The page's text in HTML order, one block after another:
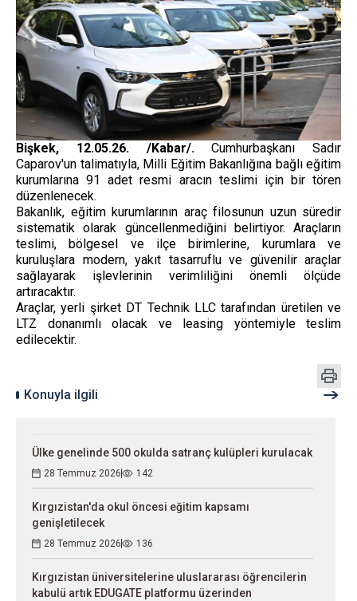
Bişkek, 12.05.26. /Kabar/.Cumhurbaşkanı Sadır
Caparov'un talimatıyla, Milli Eğitim Bakanlığına bağlı eğitim
kurumlarına 91 adet resmi aracın teslimi için bir tören
düzenlenecek.
Bakanlık, eğitim kurumlarının araç filosunun uzun süredir
sistematik olarak güncellenmediğini belirtiyor. Araçların
teslimi, bölgesel ve ilçe birimlerine, kurumlara ve
kuruluşlara modern, yakıt tasarruflu ve güvenilir araçlar
sağlayarak işlevlerinin verimliliğini önemli ölçüde
artıracaktır.
Araçlar, yerli şirket DT Technik LLC tarafından üretilen ve
LTZ donanımlı olacak ve leasing yöntemiyle teslim
edilecektir.
Konuyla ilgili
Ülke genelinde 500 okulda satranç kulüpleri kurulacak
28 Temmuz 2026 142
Kırgızistan'da okul öncesi eğitim kapsamı
genişletilecek
28 Temmuz 2026 136
Kırgızistan üniversitelerine uluslararası öğrencilerin
kabulü artık EDUGATE platformu üzerinden